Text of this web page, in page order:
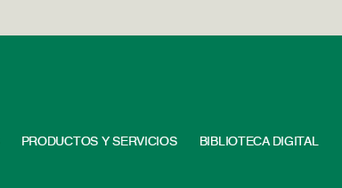
PRODUCTOS Y SERVICIOS BIBLIOTECA DIGITAL